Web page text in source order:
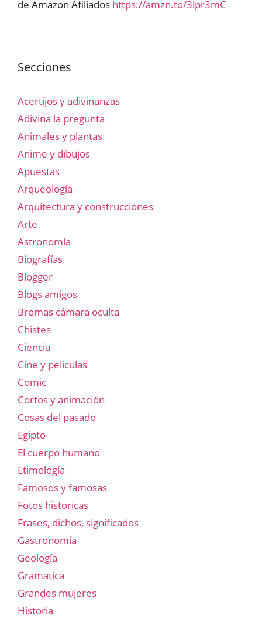
de Amazon Afiliados https://amzn.to/3lpr3mC
Secciones
Acertijos y adivinanzas
Adivina la pregunta
Animales y plantas
Anime y dibujos
Apuestas
Arqueología
Arquitectura y construcciones
Arte
Astronomía
Biografías
Blogger
Blogs amigos
Bromas cámara oculta
Chistes
Ciencia
Cine y películas
Comic
Cortos y animación
Cosas del pasado
Egipto
El cuerpo humano
Etimología
Famosos y famosas
Fotos historicas
Frases, dichos, significados
Gastronomía
Geología
Gramatica
Grandes mujeres
Historia